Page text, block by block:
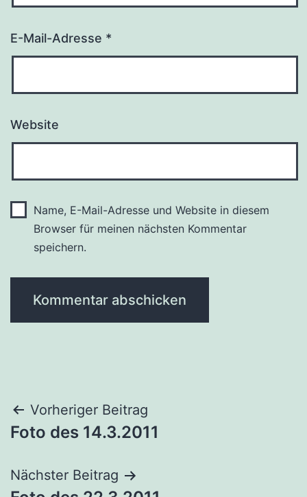
E-Mail-Adresse *
Website
Name, E-Mail-Adresse und Website in diesem
Browser für meinen nächsten Kommentar
speichern.
Beitragsnavigation
Vorheriger Beitrag
Foto des 14.3.2011
Nächster Beitrag